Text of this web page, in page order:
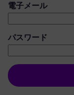
ログイン：ユーザ
電子メール
パスワード